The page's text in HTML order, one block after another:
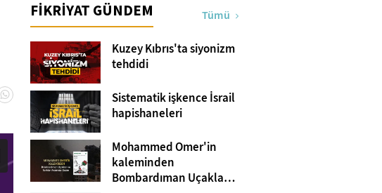
FİKRİYAT GÜNDEM Tümü
Kuzey Kıbrıs'ta siyonizm
tehdidi
Sistematik işkence İsrail
hapishaneleri
Mohammed Omer'in
kaleminden
Bombardıman Uçakları